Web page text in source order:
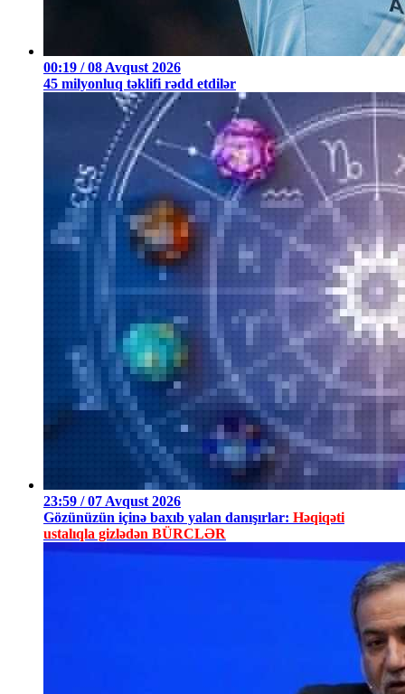
00:19 / 08 Avqust 2026
45 milyonluq təklifi rədd etdilər
23:59 / 07 Avqust 2026
Gözünüzün içinə baxıb yalan danışırlar: Həqiqəti
ustalıqla gizlədən BÜRCLƏR